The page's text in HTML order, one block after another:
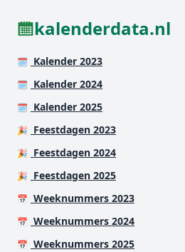
kalenderdata.nl
🗓️ Kalender 2023
🗓️ Kalender 2024
🗓️ Kalender 2025
🎉 Feestdagen 2023
🎉 Feestdagen 2024
🎉 Feestdagen 2025
📅 Weeknummers 2023
📅 Weeknummers 2024
📅 Weeknummers 2025